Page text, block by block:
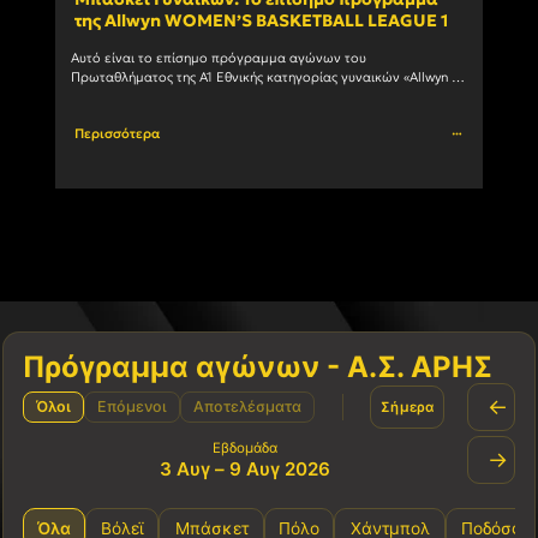
της Allwyn WOMEN’S BASKETBALL LEAGUE 1
Αυτό είναι το επίσημο πρόγραμμα αγώνων του
Πρωταθλήματος της Α1 Εθνικής κατηγορίας γυναικών «Allwyn
Περισσότερα
Πρόγραμμα αγώνων - Α.Σ. ΑΡΗΣ
Όλοι Επόμενοι Αποτελέσματα Σήμερα ←
Εβδομάδα
3 Αυγ – 9 Αυγ 2026 →
Όλα Βόλεϊ Μπάσκετ Πόλο Χάντμπολ